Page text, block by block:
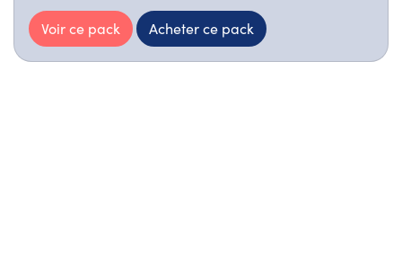
Voir ce pack Acheter ce pack